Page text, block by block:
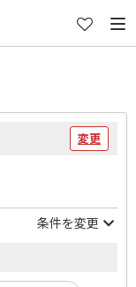
変更
条件を変更